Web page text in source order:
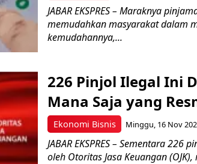
JABAR EKSPRES – Maraknya
memudahkan masyarakat dalam
kemudahannya,...
Ekonomi Bisnis
226 Pinjol Ilegal Ini
Mana Saja yang
Minggu, 16 Nov
JABAR EKSPRES – Sementara
oleh Otoritas Jasa Keuangan